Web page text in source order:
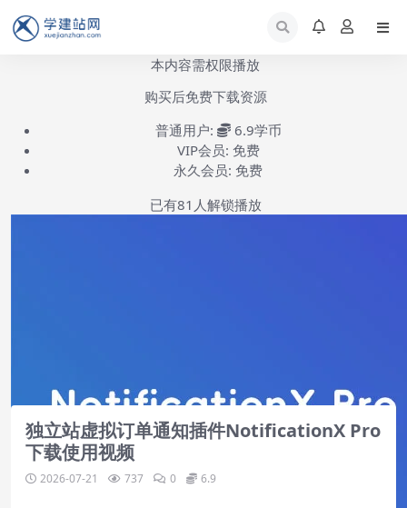
本内容需权限播放
购买后免费下载资源
普通用户:
6.9学币
VIP会员: 免费
永久会员: 免费
已有81 人解锁播放
独立站虚拟订单通知插件NotificationX Pro
下载使用视频
2026-07-21 737 0 6.9